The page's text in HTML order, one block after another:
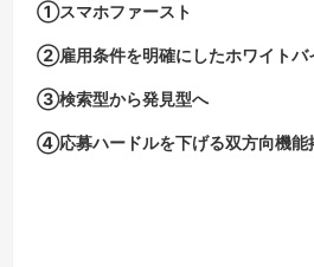
①スマホファースト
②雇用条件を明確にしたホワイトバ
③検索型から発見型へ
④応募ハードルを下げる双方向機能